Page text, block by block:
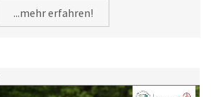
...mehr erfahren!